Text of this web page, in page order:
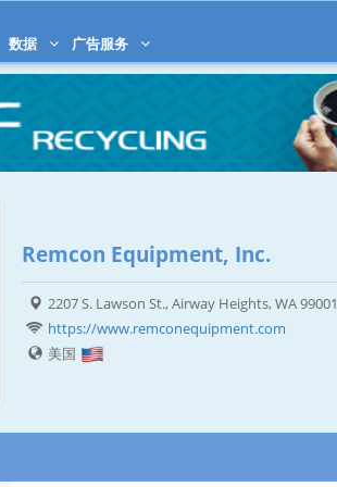
数据 广告服务
Remcon Equipment, Inc.
2207 S. Lawson St., Airway Heights, WA 99001
https://www.remconequipment.com
美国